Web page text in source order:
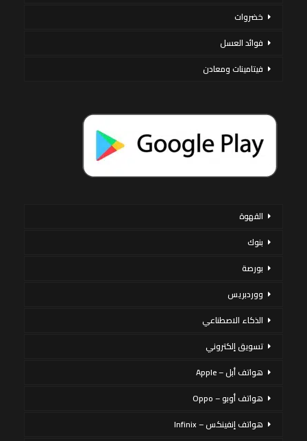
خضروات
فوائد العسل
فيتامينات ومعادن
القهوة
بنوك
بورصة
ووردبريس
الذكاء الاصطناعي
تسويق إلكتروني
هواتف أبل – Apple
هواتف أوبو – Oppo
هواتف إنفينكس – Infinix